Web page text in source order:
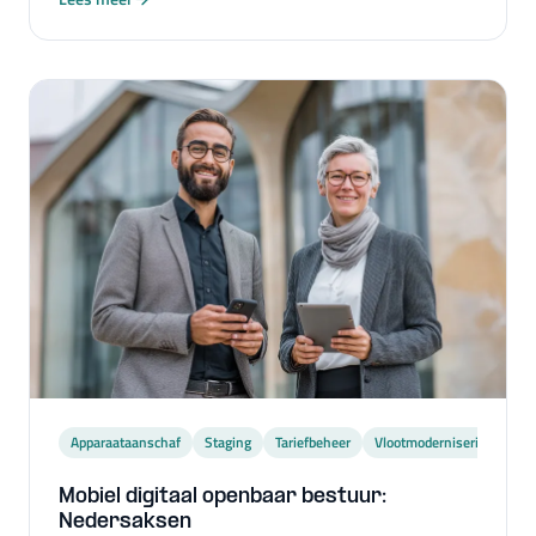
Apparaataanschaf Staging Tariefbeheer Vlootmodernisering
Mobiel digitaal openbaar bestuur:
Nedersaksen